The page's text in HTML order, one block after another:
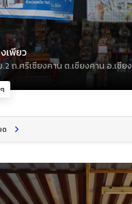
เพียว
ถ.ศรีเชียงคาน ต.เชียงคาน อ.เชีย
ด